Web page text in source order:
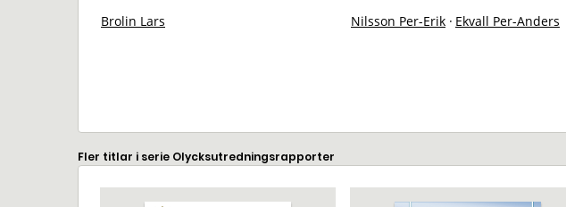
Brolin Lars Nilsson Per-Erik · Ekvall Per-Anders
Fler titlar i serie Olycksutredningsrapporter